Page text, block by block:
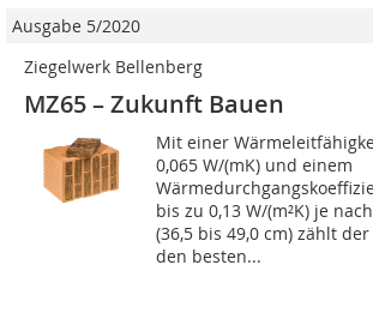
Ausgabe 5/2020
Ziegelwerk Bellenberg
MZ65 – Zukunft Bauen
Mit einer
0,065 W/(mK) und einem
bis zu 0,13 W/(m²K) je
(36,5 bis 49,0 cm) zählt
den besten...